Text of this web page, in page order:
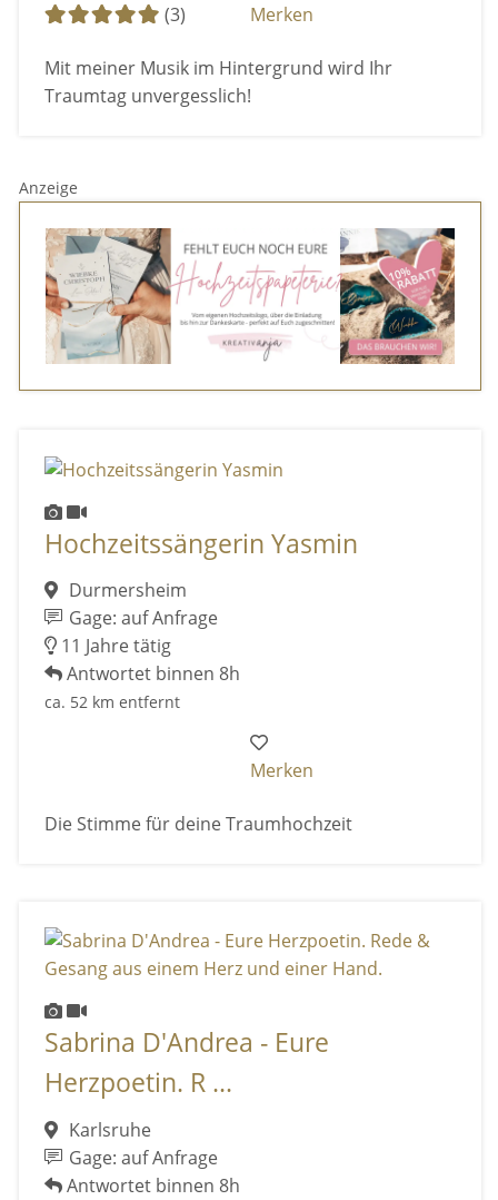
(3)
Merken
Mit meiner Musik im Hintergrund wird Ihr
Traumtag unvergesslich!
Anzeige
Hochzeitssängerin Yasmin
Durmersheim
Gage: auf Anfrage
11 Jahre tätig
Antwortet binnen 8h
ca. 52 km entfernt
Merken
Die Stimme für deine Traumhochzeit
Sabrina D'Andrea - Eure
Herzpoetin. R ...
Karlsruhe
Gage: auf Anfrage
Antwortet binnen 8h